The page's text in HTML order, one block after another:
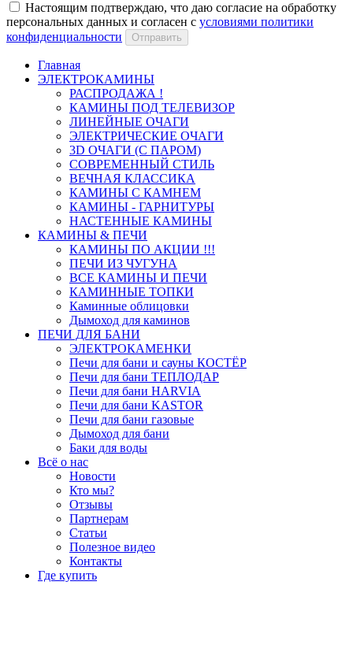
Настоящим подтверждаю, что даю согласие на обработку
персональных данных и согласен с условиями политики
конфиденциальности
Отправить
Главная
ЭЛЕКТРОКАМИНЫ
РАСПРОДАЖА !
КАМИНЫ ПОД ТЕЛЕВИЗОР
ЛИНЕЙНЫЕ ОЧАГИ
ЭЛЕКТРИЧЕСКИЕ ОЧАГИ
3D ОЧАГИ (С ПАРОМ)
СОВРЕМЕННЫЙ СТИЛЬ
ВЕЧНАЯ КЛАССИКА
КАМИНЫ С КАМНЕМ
КАМИНЫ - ГАРНИТУРЫ
НАСТЕННЫЕ КАМИНЫ
КАМИНЫ & ПЕЧИ
КАМИНЫ ПО АКЦИИ !!!
ПЕЧИ ИЗ ЧУГУНА
ВСЕ КАМИНЫ И ПЕЧИ
КАМИННЫЕ ТОПКИ
Каминные облицовки
Дымоход для каминов
ПЕЧИ ДЛЯ БАНИ
ЭЛЕКТРОКАМЕНКИ
Печи для бани и сауны КОСТЁР
Печи для бани ТЕПЛОДАР
Печи для бани HARVIA
Печи для бани KASTOR
Печи для бани газовые
Дымоход для бани
Баки для воды
Всё о нас
Новости
Кто мы?
Отзывы
Партнерам
Статьи
Полезное видео
Контакты
Где купить